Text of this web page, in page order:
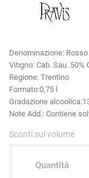
Denominazione:
Vitigno: Cab. Sau. 50%
Regione: Trentino
Formato:0,75 l
Gradazione alcoolica:
Note Add.: Contiene
Sconti sul volume
Quantità